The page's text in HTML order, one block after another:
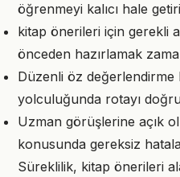
öğrenmeyi kalıcı hale
kitap önerileri için gerekli
önceden hazırlamak
Düzenli öz değerlendirme
yolculuğunda rotayı
Uzman görüşlerine açık
konusunda gereksiz
Süreklilik, kitap önerileri